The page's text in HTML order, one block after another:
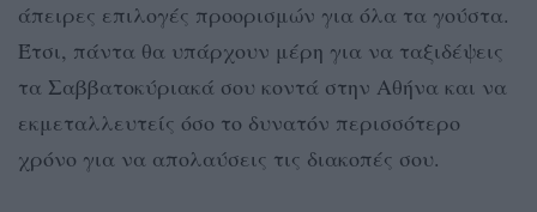
άπειρες επιλογές προορισμών για όλα τα γούστα.
Έτσι, πάντα θα υπάρχουν μέρη για να ταξιδέψεις
τα Σαββατοκύριακά σου κοντά στην Αθήνα και να
εκμεταλλευτείς όσο το δυνατόν περισσότερο
χρόνο για να απολαύσεις τις διακοπές σου.